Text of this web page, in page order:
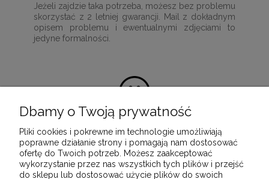
Jeżeli zajdzie taka potrzeba, możesz bez problemu
skorzystać z 2 letniej gwarancji. Mail z dokładnym
opisem problemu i ewentualnymi zdjęciami to
jedyne formalności.
100% satysfakcji z zakupu
Ponieważ naszą misją jest dostarczenie
wartościowych i wysokiej jakości produktów, które
Dbamy o Twoją prywatność
Pliki cookies i pokrewne im technologie umożliwiają
poprawne działanie strony i pomagają nam dostosować
ofertę do Twoich potrzeb. Możesz zaakceptować
wykorzystanie przez nas wszystkich tych plików i przejść
do sklepu lub dostosować użycie plików do swoich